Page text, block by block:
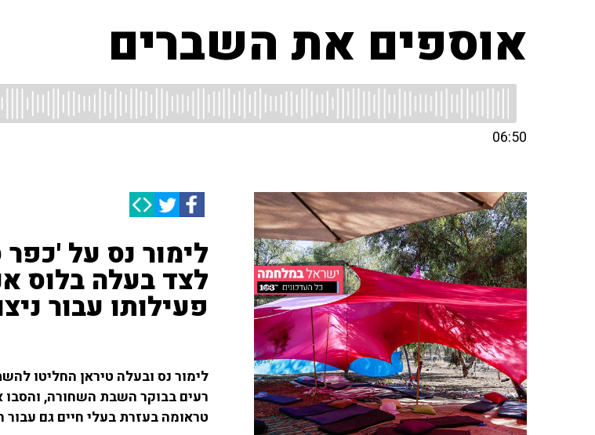
אוספים את השברים
06:50
לימור נס על
לצד בעלה בלוס
פעילותו עבור
לימור נס ובעלה טיראן החליטו
רעים בבוקר השבת השחורה, והסבו
טראומה בעזרת בעלי חיים גם